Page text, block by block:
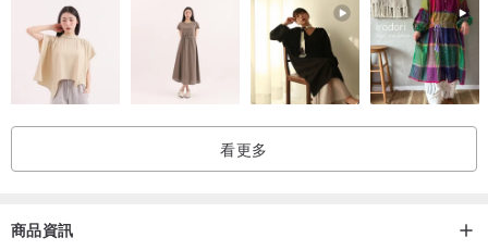
內部保持面具清潔。
外側有口袋，可以收納更換用的口罩、手帕、
你可以在裡面放一張袖珍紙巾。
看更多
商品資訊